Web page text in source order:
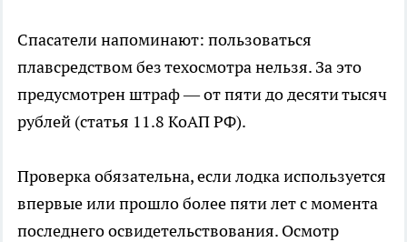
Спасатели напоминают: пользоваться
плавсредством без техосмотра нельзя. За это
предусмотрен штраф — от пяти до десяти тысяч
рублей (статья 11.8 КоАП РФ).
Проверка обязательна, если лодка используется
впервые или прошло более пяти лет с момента
последнего освидетельствования. Осмотр